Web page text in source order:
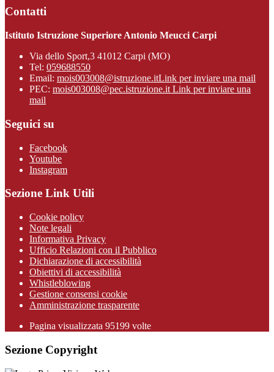
Contatti
Istituto Istruzione Superiore Antonio Meucci Carpi
Via dello Sport,3 41012 Carpi (MO)
Tel: 059688550
Email: mois003008@istruzione.itLink per inviare una mail
PEC: mois003008@pec.istruzione.it Link per inviare una
mail
Seguici su
Facebook
Youtube
Instagram
Sezione Link Utili
Cookie policy
Note legali
Informativa Privacy
Ufficio Relazioni con il Pubblico
Dichiarazione di accessibilità
Obiettivi di accessibilità
Whistleblowing
Gestione consensi cookie
Amministrazione trasparente
Pagina visualizzata 95199 volte
Sezione Copyright